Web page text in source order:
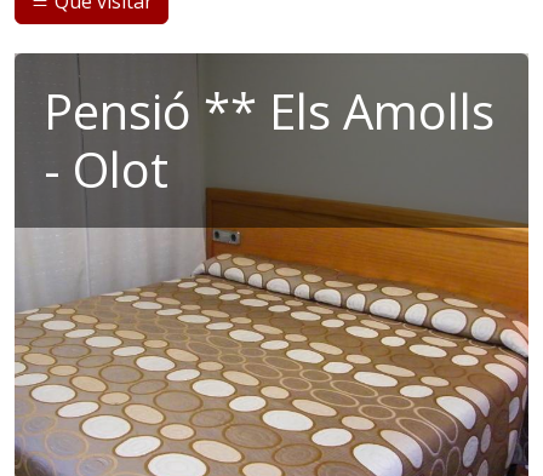
Pensió ** Els Amolls
- Olot